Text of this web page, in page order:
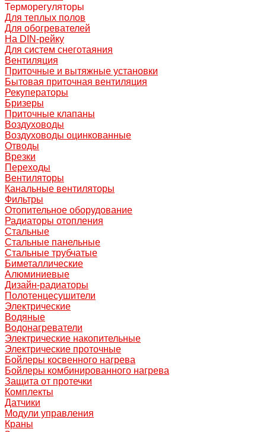
Терморегуляторы
Для теплых полов
Для обогревателей
На DIN-рейку
Для систем снеготаяния
Вентиляция
Приточные и вытяжные установки
Бытовая приточная вентиляция
Рекуператоры
Бризеры
Приточные клапаны
Воздуховоды
Воздуховоды оцинкованные
Отводы
Врезки
Переходы
Вентиляторы
Канальные вентиляторы
Фильтры
Отопительное оборудование
Радиаторы отопления
Стальные
Стальные панельные
Стальные трубчатые
Биметаллические
Алюминиевые
Дизайн-радиаторы
Полотенцесушители
Электрические
Водяные
Водонагреватели
Электрические накопительные
Электрические проточные
Бойлеры косвенного нагрева
Бойлеры комбинированного нагрева
Защита от протечки
Комплекты
Датчики
Модули управления
Краны